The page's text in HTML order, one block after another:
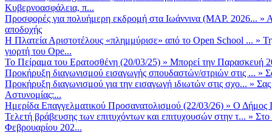
Κυβερνοασφάλεια, π...
Προσφορές για πολυήμερη εκδρομή στα Ιωάννινα (ΜΑΡ. 2026... »
αποδοχής
Η Πλατεία Αριστοτέλους «πλημμύρισε» από το Open School ... »
γιορτή του Ope...
Το Πείραμα του Ερατοσθένη (20/03/25) » Μπορεί την Παρασκευή
Προκήρυξη διαγωνισμού εισαγωγής σπουδαστών/στριών στις ... »
Προκήρυξη διαγωνισμού για την εισαγωγή ιδιωτών στις σχο... » Σας
Αστυνομίας:...
Ημερίδα Επαγγελματικού Προσανατολισμού (22/03/26) » Ο Δήμος
Τελετή βράβευσης των επιτυχόντων και επιτυχουσών στην τ... » Στο
Φεβρουαρίου 202...